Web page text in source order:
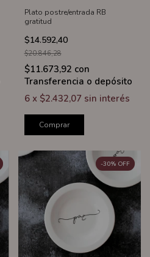
Plato postre/entrada RB
gratitud
$14.592,40
$20.846,28
$11.673,92 con
Transferencia o depósito
6 x $2.432,07 sin interés
Comprar
-30% OFF